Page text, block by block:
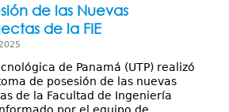
de las Nuevas
de la FIE
de Panamá (UTP) realizó
de posesión de las nuevas
de la Facultad de Ingeniería